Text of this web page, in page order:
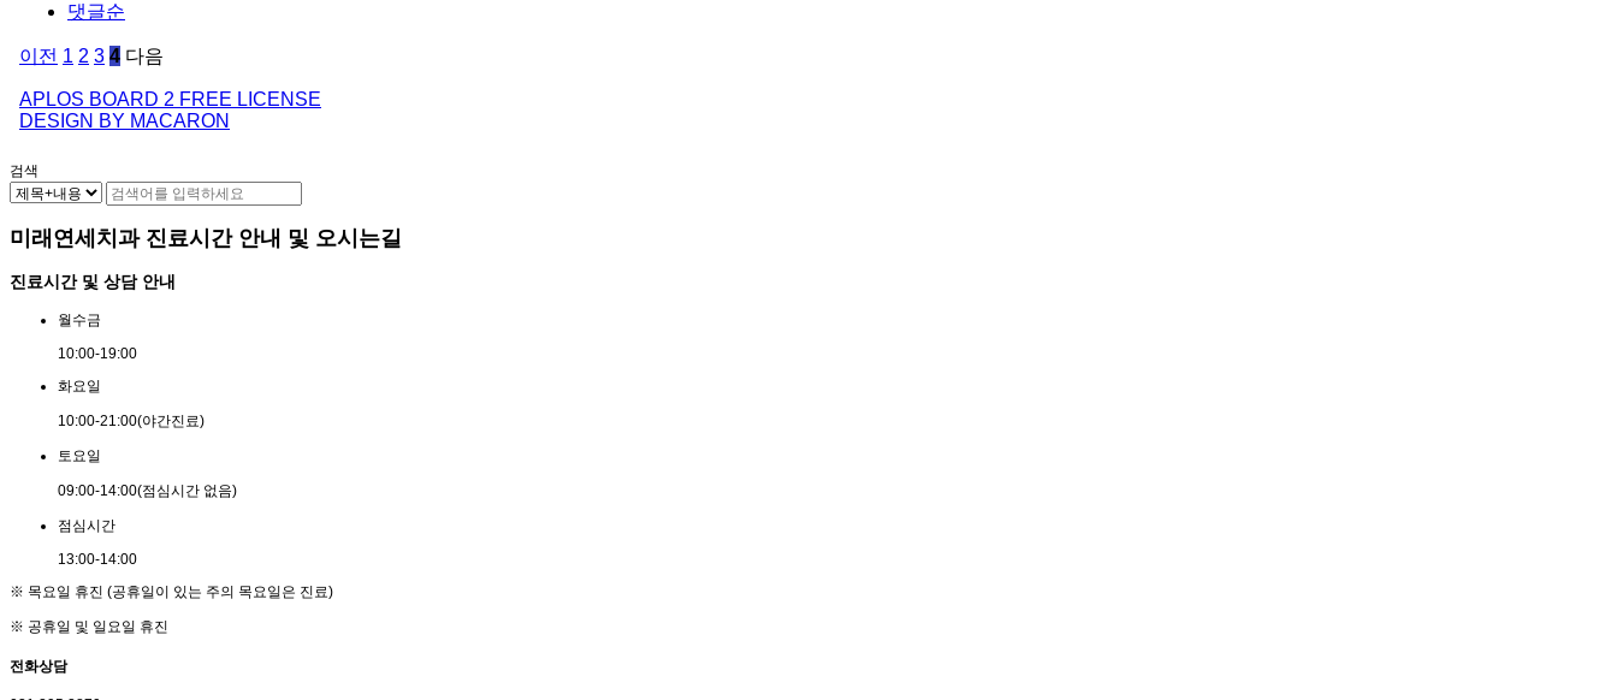
댓글순
이전 1 2 3 4 다음
APLOS BOARD 2 FREE LICENSE
DESIGN BY MACARON
검색
미래연세치과 진료시간 안내 및 오시는길
진료시간 및 상담 안내
월 수금
10:00-19:00
화요일
10:00-21:00(야간진료)
토요일
09:00-14:00(점심시간 없음)
점심시 간
13:00-14:00
※ 목요일 휴진 (공휴일이 있는 주의 목요일은 진료)
※ 공휴일 및 일요일 휴진
전화상담